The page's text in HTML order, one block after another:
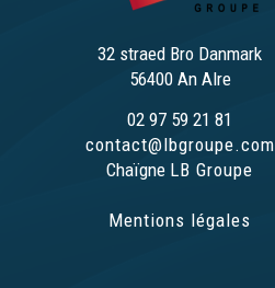
32 straed Bro Danmark
56400 An Alre
02 97 59 21 81
contact@lbgroupe.com
Chaïgne LB Groupe
Mentions légales